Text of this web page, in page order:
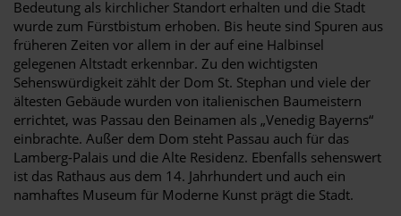
Bedeutung als kirchlicher Standort erhalten und die Stadt
wurde zum Fürstbistum erhoben. Bis heute sind Spuren aus
früheren Zeiten vor allem in der auf eine Halbinsel
gelegenen Altstadt erkennbar. Zu den wichtigsten
Sehenswürdigkeit zählt der Dom St. Stephan und viele der
ältesten Gebäude wurden von italienischen Baumeistern
errichtet, was Passau den Beinamen als „Venedig Bayerns“
einbrachte. Außer dem Dom steht Passau auch für das
Lamberg-Palais und die Alte Residenz. Ebenfalls sehenswert
ist das Rathaus aus dem 14. Jahrhundert und auch ein
namhaftes Museum für Moderne Kunst prägt die Stadt.